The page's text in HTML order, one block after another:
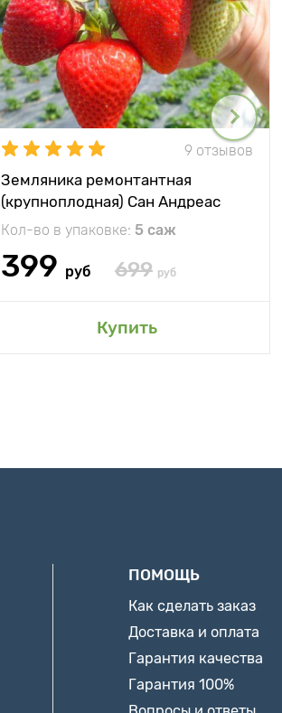
9 отзывов
Земляника ремонтантная
(крупноплодная) Сан Андреас
Кол-во в упаковке: 5 саж
399 руб 699 руб
Купить
ПОМОЩЬ
Как сделать заказ
Доставка и оплата
Гарантия качества
Гарантия 100%